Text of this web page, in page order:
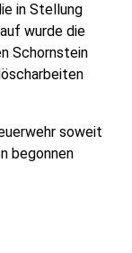
in Stellung
wurde die
Schornstein
soweit
begonnen